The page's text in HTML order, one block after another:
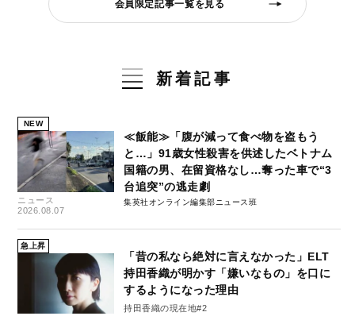
会員限定記事一覧を見る
新着記事
NEW
ニュース
2026.08.07
≪飯能≫「腹が減って食べ物を盗もう
と…」91歳女性殺害を供述したベトナム
国籍の男、在留資格なし…奪った車で“3
台追突”の逃走劇
集英社オンライン編集部ニュース班
急上昇
「昔の私なら絶対に言えなかった」ELT
持田香織が明かす「嫌いなもの」を口に
するようになった理由
持田香織の現在地#2